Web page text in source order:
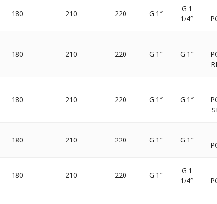
180 210 220 G 1″
G 1
1/4″
180 210 220 G 1″ G 1″
180 210 220 G 1″ G 1″
180 210 220 G 1″ G 1″
180 210 220 G 1″
G 1
1/4″